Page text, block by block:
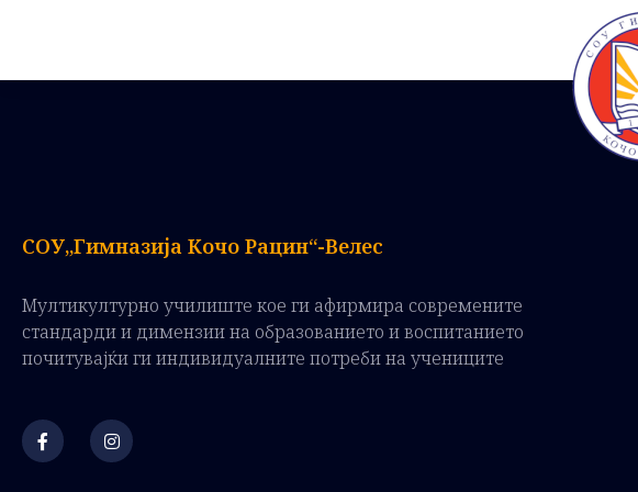
СОУ„Гимназија Кочо Рацин“-Велес
Мултикултурно училиште кое ги афирмира современите
стандарди и димензии на образованието и воспитанието
почитувајќи ги индивидуалните потреби на учениците